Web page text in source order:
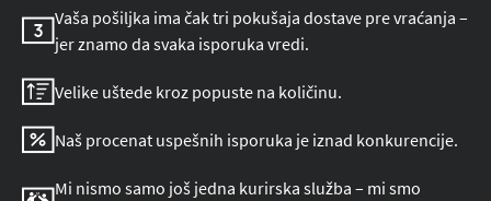
Vaša pošiljka ima čak tri pokušaja dostave pre vraćanja –
jer znamo da svaka isporuka vredi.
Velike uštede kroz popuste na količinu.
Naš procenat uspešnih isporuka je iznad konkurencije.
Mi nismo samo još jedna kurirska služba – mi smo